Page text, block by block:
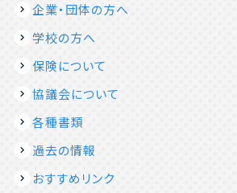
企業・団体の方へ
学校の方へ
保険について
協議会について
各種書類
過去の情報
おすすめリンク